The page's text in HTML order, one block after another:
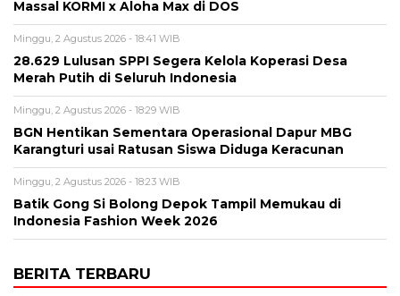
Massal KORMI x Aloha Max di DOS
Minggu, 2 Agustus 2026 - 18:41 WIB
28.629 Lulusan SPPI Segera Kelola Koperasi Desa
Merah Putih di Seluruh Indonesia
Minggu, 2 Agustus 2026 - 18:29 WIB
BGN Hentikan Sementara Operasional Dapur MBG
Karangturi usai Ratusan Siswa Diduga Keracunan
Minggu, 2 Agustus 2026 - 18:23 WIB
Batik Gong Si Bolong Depok Tampil Memukau di
Indonesia Fashion Week 2026
BERITA TERBARU